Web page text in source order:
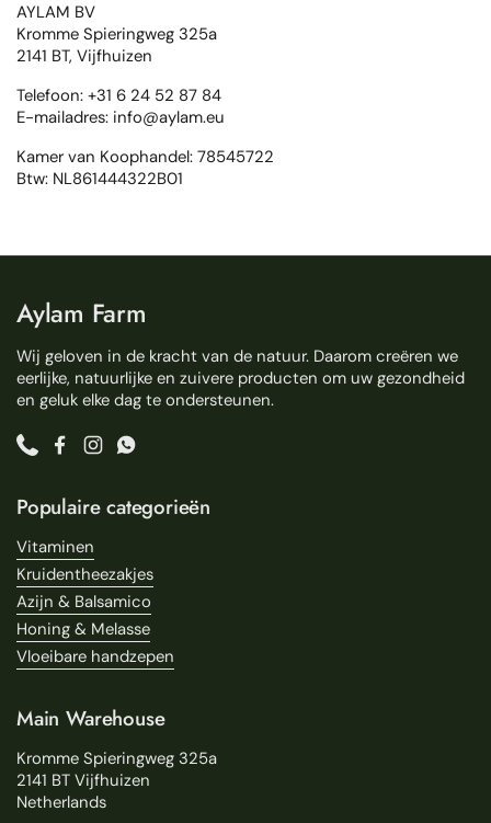
AYLAM BV
Kromme Spieringweg 325a
2141 BT, Vijfhuizen
Telefoon: +31 6 24 52 87 84
E-mailadres: info@aylam.eu
Kamer van Koophandel: 78545722
Btw: NL861444322B01
Aylam Farm
Wij geloven in de kracht van de natuur. Daarom creëren we
eerlijke, natuurlijke en zuivere producten om uw gezondheid
en geluk elke dag te ondersteunen.
PhoneFacebook
InstagramWhatsApp
Populaire categorieën
Vitaminen
Kruidentheezakjes
Azijn & Balsamico
Honing & Melasse
Vloeibare handzepen
Main Warehouse
Kromme Spieringweg 325a
2141 BT Vijfhuizen
Netherlands